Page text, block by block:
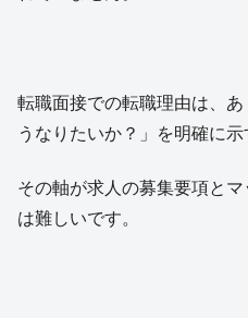
転職面接での転職理由は、
うなりたいか？」を明確に示
その軸が求人の募集要項と
は難しいです。